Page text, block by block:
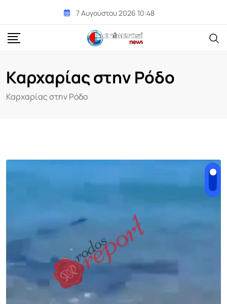
content
7 Αυγούστου 2026 10:48
Καρχαρίας στην Ρόδο
Καρχαρίας στην Ρόδο